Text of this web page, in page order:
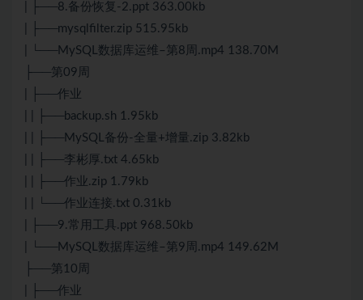
| ├──8.备份恢复-2.ppt 363.00kb
| ├──mysqlfilter.zip 515.95kb
| └──MySQL数据库运维–第8周.mp4 138.70M
├──第09周
| ├──作业
| | ├──backup.sh 1.95kb
| | ├──MySQL备份-全量+增量.zip 3.82kb
| | ├──李彬厚.txt 4.65kb
| | ├──作业.zip 1.79kb
| | └──作业连接.txt 0.31kb
| ├──9.常用工具.ppt 968.50kb
| └──MySQL数据库运维–第9周.mp4 149.62M
├──第10周
| ├──作业